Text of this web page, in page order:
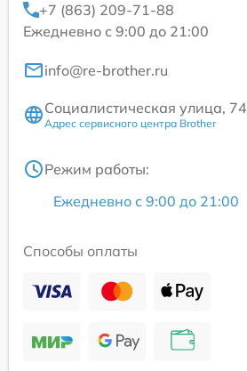
+7 (863) 209-71-88
Ежедневно с 9:00 до 21:00
info@re-brother.ru
Социалистическая улица, 74
Адрес сервисного центра Brother
Режим работы:
Ежедневно с 9:00 до 21:00
Способы оплаты